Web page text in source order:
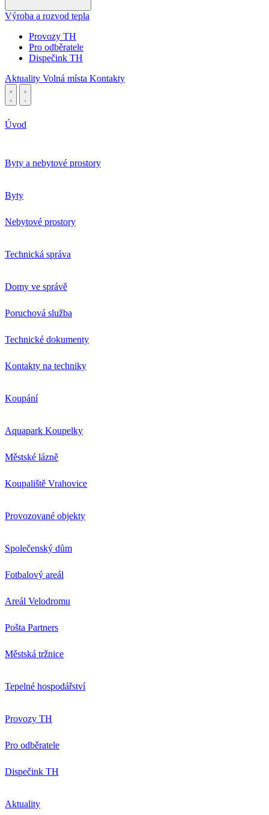
Výroba a rozvod tepla
Provozy TH
Pro odběratele
Dispečink TH
Aktuality Volná místa Kontakty
Úvod
Byty a nebytové prostory
Byty
Nebytové prostory
Technická správa
Domy ve správě
Poruchová služba
Technické dokumenty
Kontakty na techniky
Koupání
Aquapark Koupelky
Městské lázně
Koupaliště Vrahovice
Provozované objekty
Společenský dům
Fotbalový areál
Areál Velodromu
Pošta Partners
Městská tržnice
Tepelné hospodářství
Provozy TH
Pro odběratele
Dispečink TH
Aktuality